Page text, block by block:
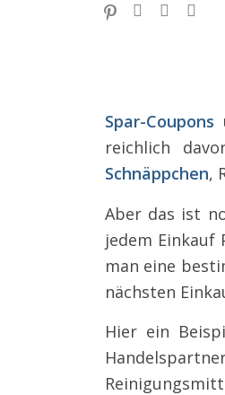
Spar-Coupons
reichlich
Schnäppchen,
Aber das ist
jedem Einkauf
man eine
nächsten
Hier ein